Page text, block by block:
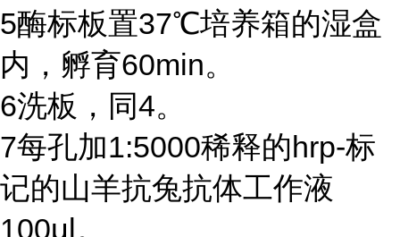
5酶标板置37℃培养箱的湿盒
内，孵育60min。
6洗板，同4。
7每孔加1:5000稀释的hrp-标
记的山羊抗兔抗体工作液
100μl。